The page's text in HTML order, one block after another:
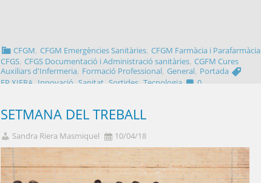
CFGM ,CFGM Emergències Sanitàries ,CFGM Farmàcia i Parafarmàcia
CFGS CFGS Documentació i Administració sanitàries CGFM Cures
Auxiliars d'Infermeria Formació Professional General Portada
FP.XIFRA Innovació Sanitat Sortides Tecnologia 0
SETMANA DEL TREBALL
Sandra Riera Masmiquel 10/04/18